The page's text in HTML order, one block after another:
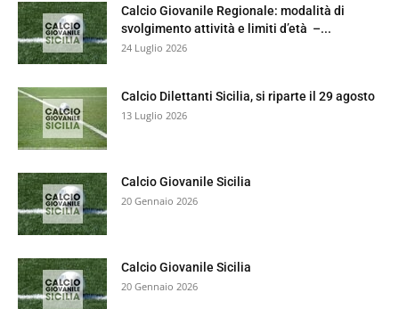
Calcio Giovanile Regionale: modalità di
svolgimento attività e limiti d’età –...
24 Luglio 2026
Calcio Dilettanti Sicilia, si riparte il 29 agosto
13 Luglio 2026
Calcio Giovanile Sicilia
20 Gennaio 2026
Calcio Giovanile Sicilia
20 Gennaio 2026